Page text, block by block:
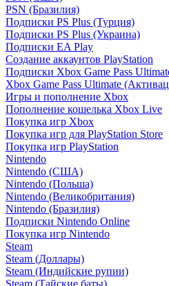
PSN (Бразилия)
Подписки PS Plus (Турция)
Подписки PS Plus (Украина)
Подписки EA Play
Создание аккаунтов PlayStation
Подписки Xbox Game Pass
Xbox Game Pass Ultimate
Игры и пополнение Xbox
Пополнение кошелька Xbox Live
Покупка игр Xbox
Покупка игр для PlayStation Store
Покупка игр PlayStation
Nintendo
Nintendo (США)
Nintendo (Польша)
Nintendo (Великобритания)
Nintendo (Бразилия)
Подписки Nintendo Online
Покупка игр Nintendo
Steam
Steam (Доллары)
Steam (Индийские рупии)
Steam (Тайские баты)